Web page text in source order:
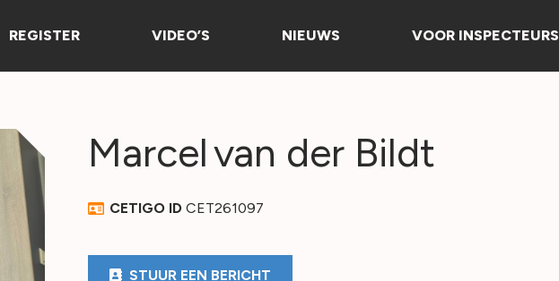
REGISTER VIDEO’S NIEUWS VOOR INSPECTEURS
Marcelvan der Bildt
CETIGO IDCET261097
STUUR EEN BERICHT